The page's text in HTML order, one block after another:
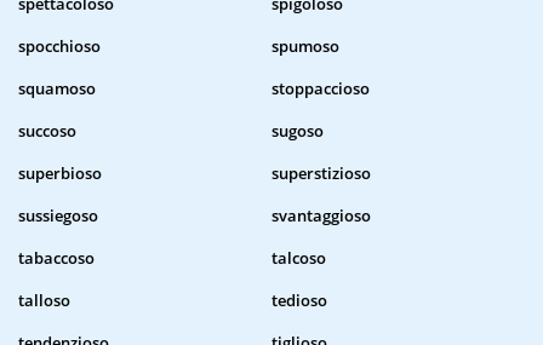
spocchioso
spumoso
squamoso
stoppaccioso
succoso
sugoso
superbioso
superstizioso
sussiegoso
svantaggioso
tabaccoso
talcoso
talloso
tedioso